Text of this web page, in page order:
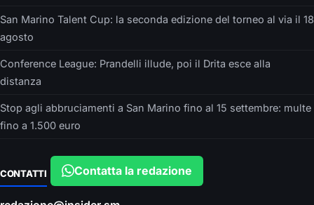
San Marino Talent Cup: la seconda edizione del torneo al via il 18
agosto
Conference League: Prandelli illude, poi il Drita esce alla
distanza
Stop agli abbruciamenti a San Marino fino al 15 settembre: multe
fino a 1.500 euro
CONTATTI Contatta la redazione